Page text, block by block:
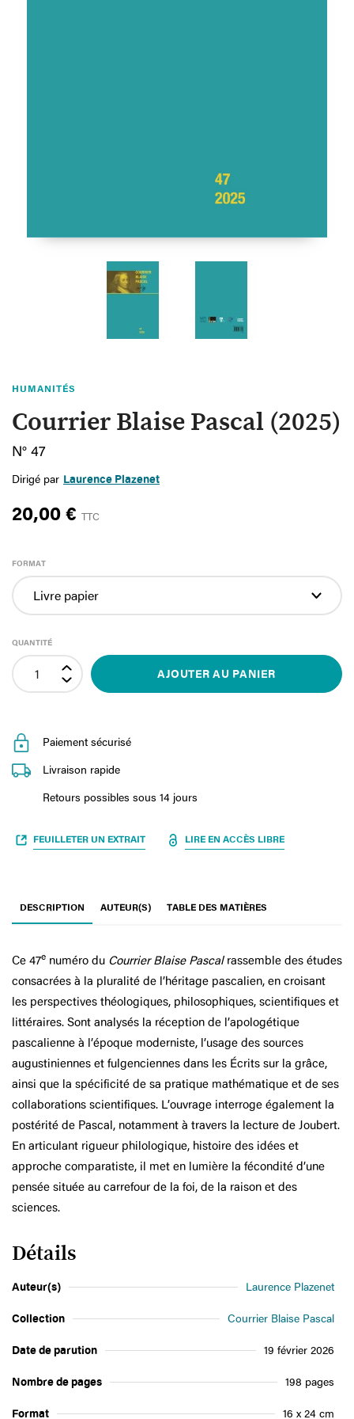
HUMANITÉS
Courrier Blaise Pascal (2025)
N° 47
Dirigé par Laurence Plazenet
20,00 € TTC
FORMAT
QUANTITÉ
AJOUTER AU PANIER
Paiement sécurisé
Livraison rapide
Retours possibles sous 14 jours
FEUILLETER UN EXTRAIT LIRE EN ACCÈS LIBRE
DESCRIPTION AUTEUR(S) TABLE DES MATIÈRES
Ce 47e numéro du Courrier Blaise Pascalrassemble des études
consacrées à la pluralité de l’héritage pascalien, en croisant
les perspectives théologiques, philosophiques, scientifiques et
littéraires. Sont analysés la réception de l’apologétique
pascalienne à l’époque moderniste, l’usage des sources
augustiniennes et fulgenciennes dans les Écrits sur la grâce,
ainsi que la spécificité de sa pratique mathématique et de ses
collaborations scientifiques. L’ouvrage interroge également la
postérité de Pascal, notamment à travers la lecture de Joubert.
En articulant rigueur philologique, histoire des idées et
approche comparatiste, il met en lumière la fécondité d’une
pensée située au carrefour de la foi, de la raison et des
sciences.
Détails
Auteur(s) Laurence Plazenet
Collection Courrier Blaise Pascal
Date de parution 19 février 2026
Nombre de pages 198 pages
Format 16 x 24 cm